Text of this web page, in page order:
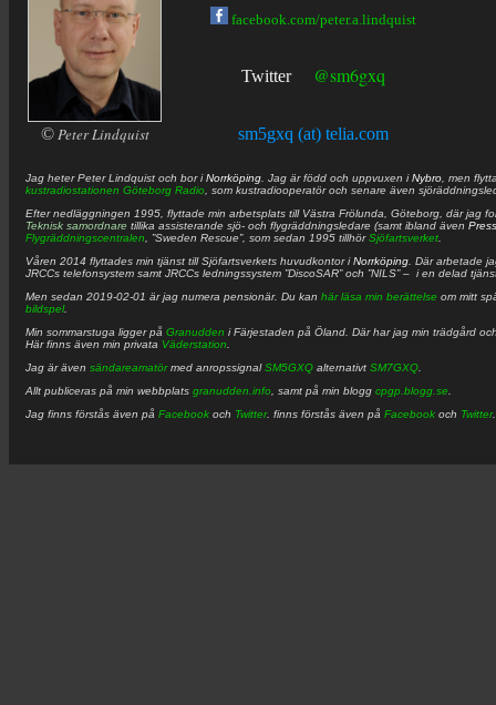
© Peter Lindquist
facebook.com/peter.a.lindquist
Twitter @sm6gxq
sm5gxq (at) telia.com
Jag heterPeter Lindquist och bor iNorrköping . Jag är född och uppvuxen iNybro , men
kustradiostationen Göteborg Radio , som kustradiooperatör och senare även
Efter nedläggningen 1995, flyttade min arbetsplats till Västra Frölunda, Göteborg, där jag
Teknisk samordnare tillika assisterande sjö- och flygräddningsledare (samt ibland även
Flygräddningscentralen , ”Sweden Rescue”, som sedan 1995 tillhörSjöfartsverket
Våren 2014 flyttades min tjänst till Sjöfartsverkets huvudkontor iNorrköping . Där arbetade
JRCCs telefonsystem samt JRCCs ledningssystem ”DiscoSAR” och ”NILS” – i en delad
Men sedan 2019-02-01 är jag numera pensionär. Du kan här läsa min berättelse om mitt
bildspel.
Min sommarstuga ligger på Granudden i Färjestaden på Öland. Där har jag min trädgård
Här finns även min privata Väderstation
Jag är även sändareamatörmed anropssignalSM5GXQ alternativt SM7GXQ
Allt publiceras på min webbplats granudden.info , samt på min blogg cpgp.blogg.se
Jag finns förstås även på Facebook och Twitter. finns förstås även på Facebook och Twitter.